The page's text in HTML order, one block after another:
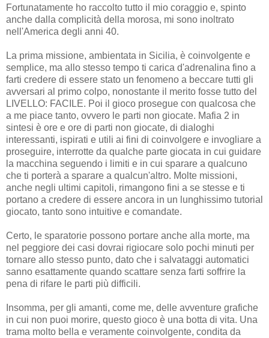
Fortunatamente ho raccolto tutto il mio coraggio e, spinto
anche dalla complicità della morosa, mi sono inoltrato
nell'America degli anni 40.
La prima missione, ambientata in Sicilia, è coinvolgente e
semplice, ma allo stesso tempo ti carica d'adrenalina fino a
farti credere di essere stato un fenomeno a beccare tutti gli
avversari al primo colpo, nonostante il merito fosse tutto del
LIVELLO: FACILE. Poi il gioco prosegue con qualcosa che
a me piace tanto, ovvero le parti non giocate. Mafia 2 in
sintesi è ore e ore di parti non giocate, di dialoghi
interessanti, ispirati e utili ai fini di coinvolgere e invogliare a
proseguire, interrotte da qualche parte giocata in cui guidare
la macchina seguendo i limiti e in cui sparare a qualcuno
che ti porterà a sparare a qualcun'altro. Molte missioni,
anche negli ultimi capitoli, rimangono fini a se stesse e ti
portano a credere di essere ancora in un lunghissimo tutorial
giocato, tanto sono intuitive e comandate.
Certo, le sparatorie possono portare anche alla morte, ma
nel peggiore dei casi dovrai rigiocare solo pochi minuti per
tornare allo stesso punto, dato che i salvataggi automatici
sanno esattamente quando scattare senza farti soffrire la
pena di rifare le parti più difficili.
Insomma, per gli amanti, come me, delle avventure grafiche
in cui non puoi morire, questo gioco è una botta di vita. Una
trama molto bella e veramente coinvolgente, condita da